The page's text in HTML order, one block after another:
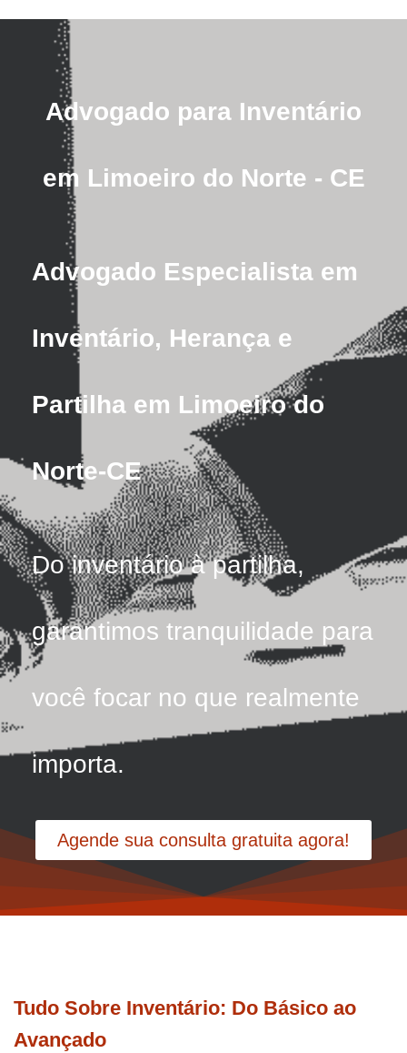
Advogado para Inventário
em Limoeiro do Norte - CE
Advogado Especialista em
Inventário, Herança e
Partilha em Limoeiro do
Norte-CE
Do inventário à partilha,
garantimos tranquilidade para
você focar no que realmente
importa.
Agende sua consulta gratuita agora!
Tudo Sobre Inventário: Do Básico ao
Avançado